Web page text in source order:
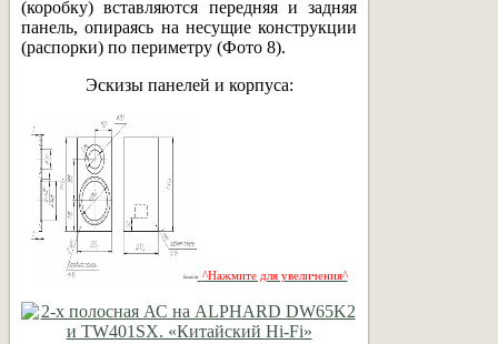
(коробку) вставляются передняя и задняя
панель, опираясь на несущие конструкции
(распорки) по периметру (Фото 8).
Эскизы панелей и корпуса:
^Нажмите для увеличения^